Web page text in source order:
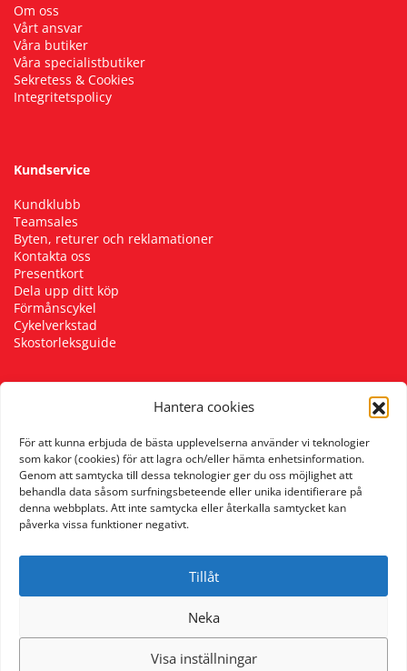
Hantera cookies
För att kunna erbjuda de bästa upplevelserna använder vi teknologier
som kakor (cookies) för att lagra och/eller hämta enhetsinformation.
Genom att samtycka till dessa teknologier ger du oss möjlighet att
behandla data såsom surfningsbeteende eller unika identifierare på
denna webbplats. Att inte samtycka eller återkalla samtycket kan
påverka vissa funktioner negativt.
Tillåt
Neka
Visa inställningar
Om oss
Vårt ansvar
Våra butiker
Våra specialistbutiker
Sekretess & Cookies
Integritetspolicy
Kundservice
Kundklubb
Teamsales
Byten, returer och reklamationer
Kontakta oss
Presentkort
Dela upp ditt köp
Förmånscykel
Cykelverkstad
Skostorleksguide